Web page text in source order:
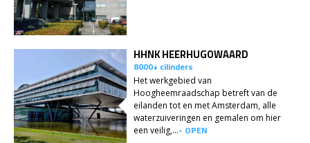
HHNK HEERHUGOWAARD
8000+ cilinders
Het werkgebied van
Hoogheemraadschap betreft van de
eilanden tot en met Amsterdam, alle
waterzuiveringen en gemalen om hier
een veilig,...- OPEN